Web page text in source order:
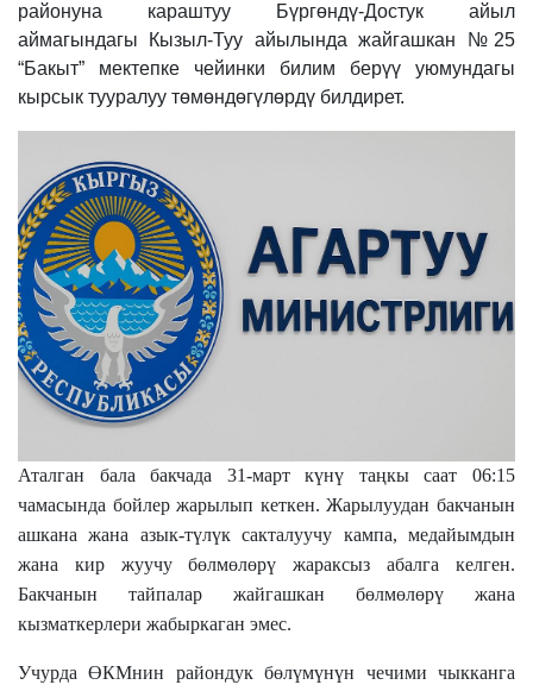
районуна караштуу Бүргөндү-Достук айыл
аймагындагы Кызыл-Туу айылында жайгашкан №25
“Бакыт” мектепке чейинки билим берүү уюмундагы
кырсык тууралуу төмөндөгүлөрдү билдирет.
Аталган бала бакчада 31-март күнү таңкы саат 06:15
чамасында бойлер жарылып кеткен. Жарылуудан бакчанын
ашкана жана азык-түлүк сакталуучу кампа, медайымдын
жана кир жуучу бөлмөлөрү жараксыз абалга келген.
Бакчанын тайпалар жайгашкан бөлмөлөрү жана
кызматкерлери жабыркаган эмес.
Учурда ӨКМнин райондук бөлүмүнүн чечими чыкканга